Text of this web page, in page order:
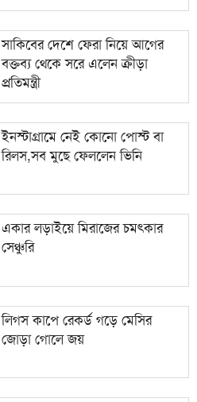
সাকিবের দেশে ফেরা নিয়ে আগের
বক্তব্য থেকে সরে এলেন ক্রীড়া
প্রতিমন্ত্রী
ইনস্টাগ্রামে নেই কোনো পোস্ট বা
রিলস,সব মুছে ফেললেন ভিনি
একার লড়াইয়ে মিরাজের চমৎকার
সেঞ্চুরি
লিগস কাপে রেকর্ড গড়ে মেসির
জোড়া গোলে জয়